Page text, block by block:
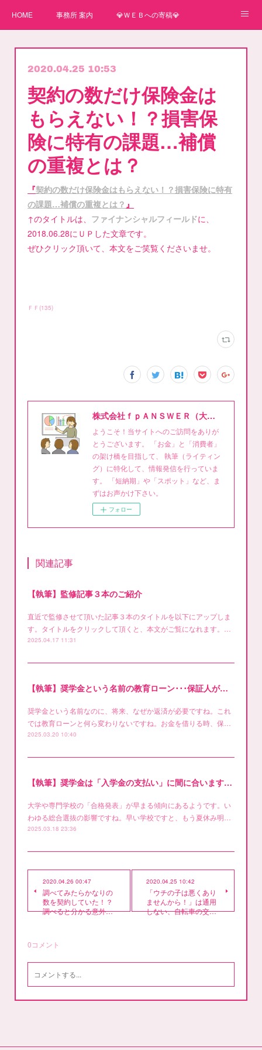
HOME 事務所 案内 💎ＷＥＢへの寄稿💎
弊事務所へのお問い合わせ講師
2020.04.25 10:53
契約の数だけ保険金は
もらえない！？損害保
険に特有の課題…補償
の重複とは？
『契約の数だけ保険金はもらえない！？損害保険に特有
の課題…補償の重複とは？ 』
↑のタイトルは、 ファイナンシャルフィールドに、
2018.06.28にＵＰした文章です。
ぜひクリック頂いて、本文をご笑覧くださいませ。
ＦＦ (135)
株式会社ｆｐＡＮＳＷＥＲ（大泉稔1級FPライティング事務所）
ようこそ！当サイトへのご訪問をありが
とうございます。 「お金」と「消費者」
の架け橋を目指して、 執筆（ライティン
グ）に特化して、情報発信を行っていま
す。 「短納期」や「スポット」など、ま
ずはお声かけ下さい。
フォロー
関連記事
【執筆】監修記事３本のご紹介
直近で監修させて頂いた記事３本のタイトルを以下にアップしま
す。タイトルをクリックして頂くと、本文がご覧になれます。…
2025.04.17 11:31
【執筆】奨学金という名前の教育ローン･･･保証人が必要なの？
奨学金という名前なのに、将来、なぜか返済が必要ですね。これ
では教育ローンと何ら変わりないですね。お金を借りる時、保…
2025.03.20 10:40
【執筆】奨学金は「入学金の支払い」に間に合いますか？
大学や専門学校の「合格発表」が早まる傾向にあるようです。い
わゆる総合選抜の影響ですね。早い学校ですと、もう夏休み明…
2025.03.18 23:36
2020.04.26 00:47
調べてみたらかなりの
数を契約していた！？
調べると分かる意外…
2020.04.25 10:42
「ウチの子は悪くあり
ませんから！」は通用
しない、自転車の交…
0コメント